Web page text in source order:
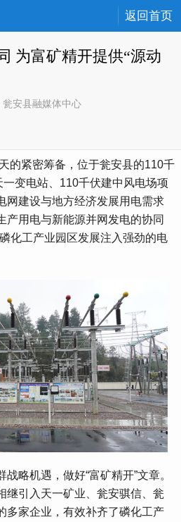
返回首页
为富矿精开提供“源动
瓮安县融媒体中心
紧密筹备，位于瓮安县的110千
变电站、110千伏建中风电场项
网建设与地方经济发展用电需求
产用电与新能源并网发电的协同
化工产业园区发展注入强劲的电
机遇，做好“富矿精开”文章。
继引入天一矿业、瓮安骐信、瓮
多家企业，有效补齐了磷化工产